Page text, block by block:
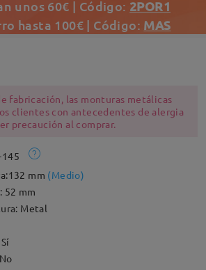
unos 60€ | Código: 2POR1
hasta 100€ | Código: MAS
fabricación, las monturas metálicas
clientes con antecedentes de alergia
precaución al comprar.
132 mm (Medio)
52 mm
Metal
Sí
No